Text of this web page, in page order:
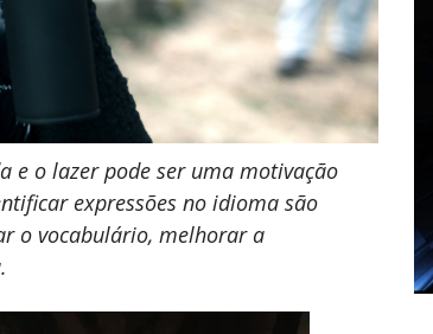
e o lazer pode ser uma motivação
expressões no idioma são
o vocabulário, melhorar a